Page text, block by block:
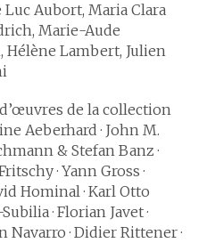
Aubort, Maria Clara
Marie-Aude
Hélène Lambert, Julien
de la collection
Aeberhard · John M.
& Stefan Banz ·
· Yann Gross ·
Hominal · Karl Otto
· Florian Javet ·
Navarro · Didier Rittener ·